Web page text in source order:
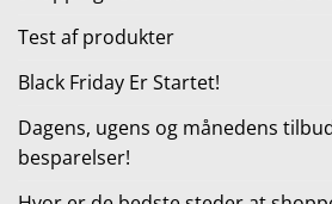
Test af produkter
Black Friday Er Startet!
Dagens, ugens og månedens
besparelser!